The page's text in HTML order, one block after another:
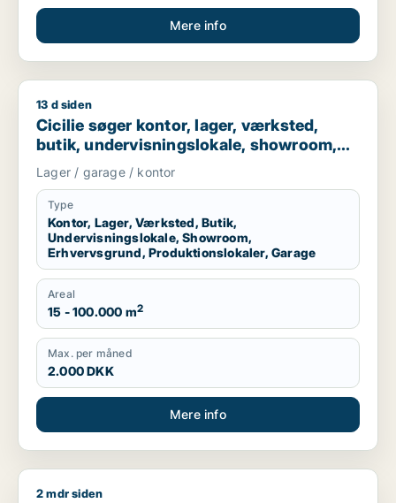
Mere info
Cicilie søger kontor, lager, værksted, butik,
13 d siden
Cicilie søger kontor, lager, værksted,
butik, undervisningslokale, showroom,
erhvervsgrund, produktionslokaler eller
garage til leje i Region Sjælland eller
Nordsjælland
Lager / garage / kontor
Type
Kontor, Lager, Værksted, Butik,
Undervisningslokale, Showroom,
Erhvervsgrund, Produktionslokaler, Garage
Areal
15 - 100.000 m2
Max. per måned
2.000 DKK
Mere info
Jeg søger garage til salg i Nordsjælland
2 mdr siden